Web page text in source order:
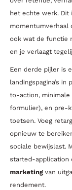
het echte werk. Dit
momentumverhaal
ook wat de functie
en je verlaagt
Een derde pijler is
landingspagina’s
to-action,
formulier), en pre-
toetsen. Voeg
opnieuw te
sociale bewijslast.
started-application
marketingvan
rendement.